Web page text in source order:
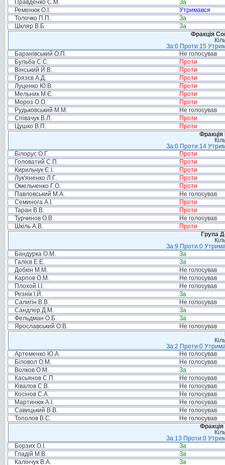
Правденко С.М.
За
Ременюк О.І.
Утримався
Толочко П.П.
За
Шкляр В.Б.
За
Фракція
За:0 Проти:15
Баранівський О.П.
Не голосував
Бульба С.С.
Проти
Вінський Й.В.
Проти
Грязєв А.Д.
Проти
Луценко Ю.В.
Проти
Мельник М.Є.
Проти
Мороз О.О.
Проти
Рудьковський М.М.
Не голосував
Співачук В.Л.
Проти
Цушко В.П.
Проти
За:0 Проти:14
Білорус О.Г.
Проти
Головатий С.П.
Проти
Кирильчук Є.І.
Проти
Лук'яненко Л.Г.
Проти
Омельченко Г.О.
Проти
Павловський М.А.
Не голосував
Семинога А.І.
Проти
Таран В.В.
Проти
Турчинов О.В.
Не голосував
Шкіль А.В.
Проти
Група
За:9 Проти:0
Бандурка О.М.
За
Галієв Е.Е.
За
Добкін М.М.
Не голосував
Карпов О.М.
Не голосував
Плохой І.І.
Не голосував
Резнік І.Й.
За
Салигін В.В.
Не голосував
Сандлер Д.М.
За
Фельдман О.Б.
За
Ярославський О.В.
Не голосував
За:2 Проти:0
Артеменко Ю.А.
Не голосував
Біловол О.М.
Не голосував
Волков О.М.
За
Касьянов С.П.
Не голосував
Ківалов С.В.
Не голосував
Косінов С.А.
Не голосував
Мартинюк А.І.
Не голосував
Савицький В.В.
Не голосував
Тополов В.С.
Не голосував
Фракція
За:13 Проти:0
Борзих О.І.
За
Гладій М.В.
За
Калінчук В.А.
За